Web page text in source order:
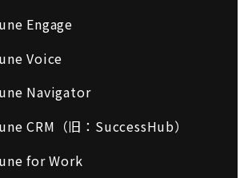
Engage
Voice
Navigator
CRM（旧：SuccessHub）
for Work